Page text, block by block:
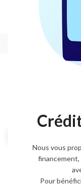
Nous vous
financement,
Pour